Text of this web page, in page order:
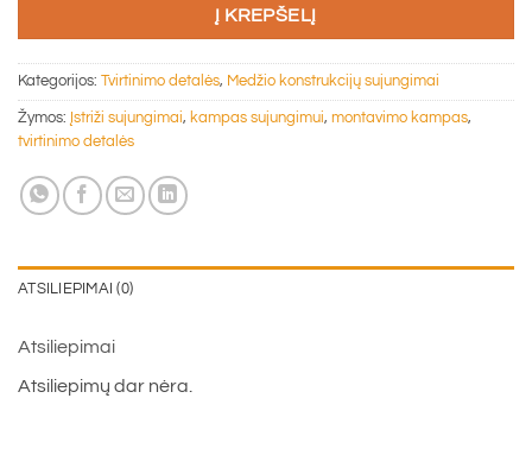
Į KREPŠELĮ
Kategorijos: Tvirtinimo detalės, Medžio konstrukcijų sujungimai
Žymos: Įstriži sujungimai, kampas sujungimui, montavimo kampas,
tvirtinimo detalės
ATSILIEPIMAI (0)
Atsiliepimai
Atsiliepimų dar nėra.